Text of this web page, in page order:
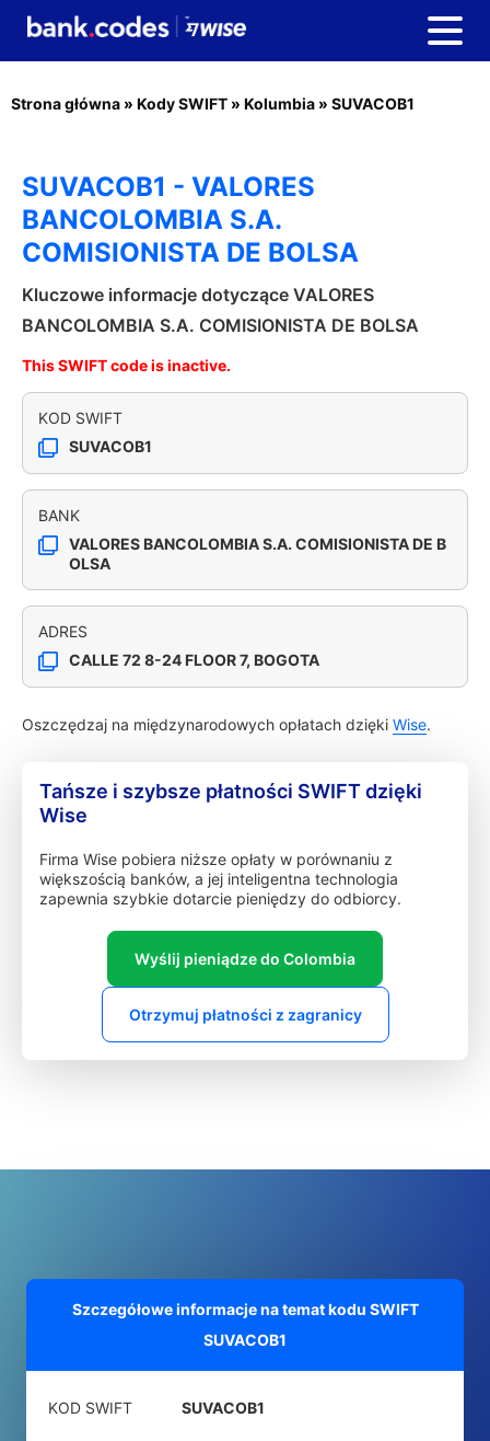
Strona główna » Kody SWIFT » Kolumbia » SUVACOB1
SUVACOB1 - VALORES
BANCOLOMBIA S.A.
COMISIONISTA DE BOLSA
Kluczowe informacje dotyczące VALORES
BANCOLOMBIA S.A. COMISIONISTA DE BOLSA
This SWIFT code is inactive.
KOD SWIFT
SUVACOB1
BANK
VALORES BANCOLOMBIA S.A. COMISIONISTA DE B
OLSA
ADRES
CALLE 72 8-24 FLOOR 7, BOGOTA
Oszczędzaj na międzynarodowych opłatach dzięki Wise.
Tańsze i szybsze płatności SWIFT dzięki
Wise
Firma Wise pobiera niższe opłaty w porównaniu z
większością banków, a jej inteligentna technologia
zapewnia szybkie dotarcie pieniędzy do odbiorcy.
Wyślij pieniądze do Colombia
Otrzymuj płatności z zagranicy
Szczegółowe informacje na temat kodu SWIFT
SUVACOB1
KOD SWIFT SUVACOB1